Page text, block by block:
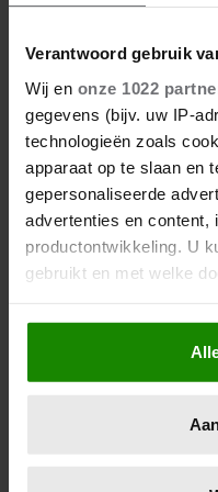
Verantwoord gebruik
Wij en onze 1022
gegevens (bijv. uw IP-
technologieën zoals
apparaat op te slaan en
gepersonaliseerde
advertenties en content,
productontwikkeling. U
gebruikt en met welke
Als u het toestaat, willen
Informatie
locatie, die tot een
scannen op
me
First
de